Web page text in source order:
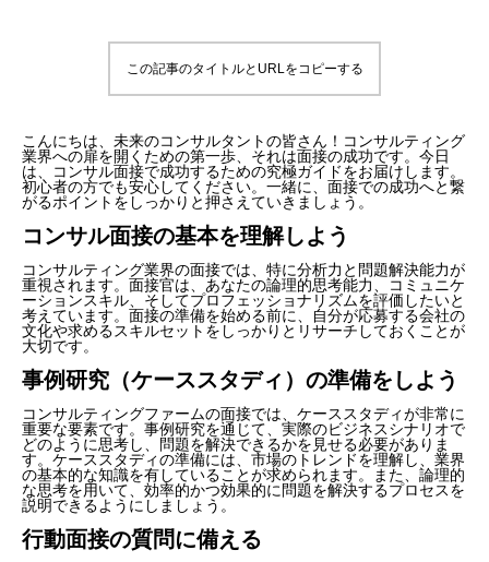
この記事のタイトルとURLをコピーする
こんにちは、未来のコンサルタントの皆さん！コンサルティング
業界への扉を開くための第一歩、それは面接の成功です。今日
は、コンサル面接で成功するための究極ガイドをお届けします。
初心者の方でも安心してください。一緒に、面接での成功へと繋
がるポイントをしっかりと押さえていきましょう。
コンサル面接の基本を理解しよう
コンサルティング業界の面接では、特に分析力と問題解決能力が
重視されます。面接官は、あなたの論理的思考能力、コミュニケ
ーションスキル、そしてプロフェッショナリズムを評価したいと
考えています。面接の準備を始める前に、自分が応募する会社の
文化や求めるスキルセットをしっかりとリサーチしておくことが
大切です。
事例研究（ケーススタディ）の準備をしよう
コンサルティングファームの面接では、ケーススタディが非常に
重要な要素です。事例研究を通じて、実際のビジネスシナリオで
どのように思考し、問題を解決できるかを見せる必要がありま
す。ケーススタディの準備には、市場のトレンドを理解し、業界
の基本的な知識を有していることが求められます。また、論理的
な思考を用いて、効率的かつ効果的に問題を解決するプロセスを
説明できるようにしましょう。
行動面接の質問に備える